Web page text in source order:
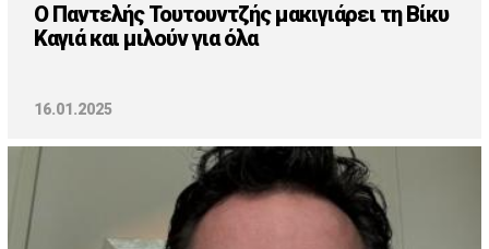
O Παντελής Τουτουντζής μακιγιάρει τη Βίκυ
Καγιά και μιλούν για όλα
16.01.2025